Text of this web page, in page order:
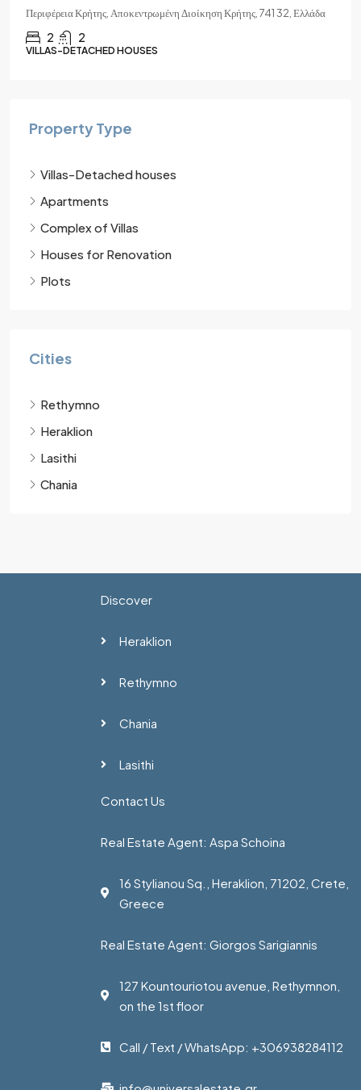
Διοίκηση Κρήτης, 741 32, Ελλάδα
Περιφέρεια Κρήτης,
Property Type
Villas-Detached houses
Apartments
Complex of Villas
Houses for Renovation
Plots
Cities
Rethymno
Heraklion
Lasithi
Chania
Discover
Heraklion
Rethymno
Chania
Lasithi
Contact Us
Real Estate Agent: Aspa Schoina
16 Stylianou Sq., Heraklion, 71202, Crete,
Greece
Real Estate Agent: Giorgos Sarigiannis
127 Kountouriotou avenue, Rethymnon,
on the 1st floor
Call / Text / WhatsApp: +306938284112